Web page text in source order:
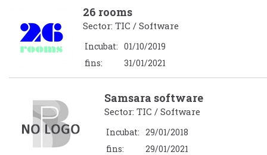
26 rooms
Sector: TIC / Software
Incubat: 01/10/2019
fins:
31/01/2021
Samsara software
Sector: TIC / Software
Incubat: 29/01/2018
fins:
29/01/2021